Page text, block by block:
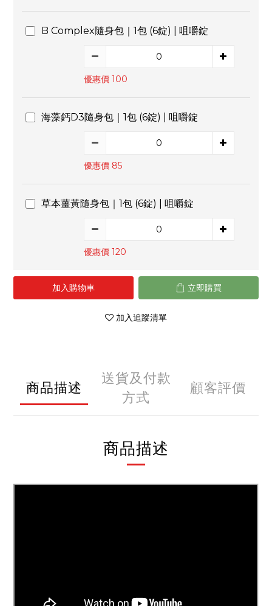
B Complex隨身包｜1包 (6錠) | 咀嚼錠
優惠價 100
海藻鈣D3隨身包｜1包 (6錠) | 咀嚼錠
優惠價 85
草本薑黃隨身包｜1包 (6錠) | 咀嚼錠
優惠價 120
加入購物車 立即購買
加入追蹤清單
商品描述
送貨及付款
方式
顧客評價
商品描述